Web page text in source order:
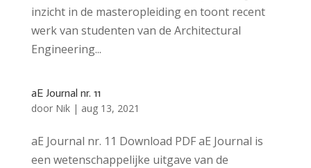
inzicht in de masteropleiding en toont recent
werk van studenten van de Architectural
Engineering...
aE Journal nr. 11
door Nik| aug 13, 2021
aE Journal nr. 11 Download PDF aE Journal is
een wetenschappelijke uitgave van de